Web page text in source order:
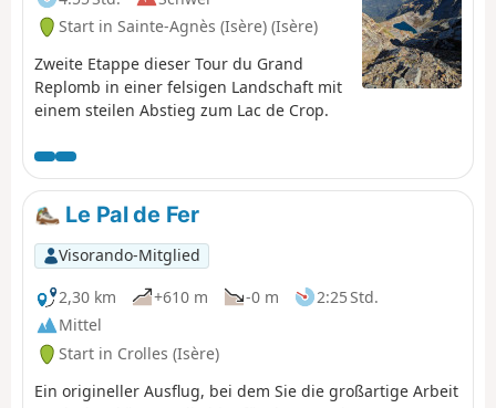
Start in Sainte-Agnès (Isère) (Isère)
Zweite Etappe dieser Tour du Grand
Replomb in einer felsigen Landschaft mit
einem steilen Abstieg zum Lac de Crop.
Le Pal de Fer
Visorando-Mitglied
2,30 km
+610 m -0 m
2:25 Std.
Mittel
Start in Crolles (Isère)
Ein origineller Ausflug, bei dem Sie die großartige Arbeit